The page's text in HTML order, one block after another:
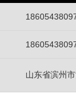
山东省滨州